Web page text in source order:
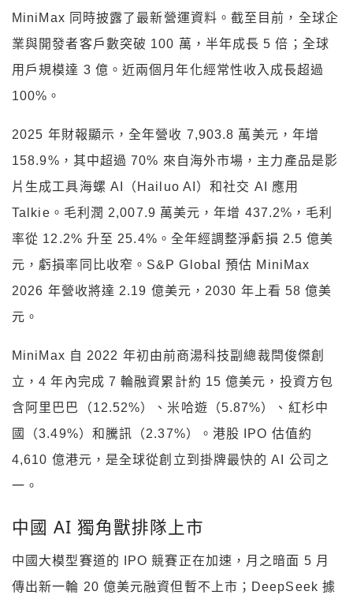
MiniMax 同時披露了最新營運資料。截至目前，全球企
業與開發者客戶數突破 100 萬，半年成長 5 倍；全球
用戶規模達 3 億。近兩個月年化經常性收入成長超過
100%。
2025 年財報顯示，全年營收 7,903.8 萬美元，年增
158.9%，其中超過 70% 來自海外市場，主力產品是影
片生成工具海螺 AI（Hailuo AI）和社交 AI 應用
Talkie。毛利潤 2,007.9 萬美元，年增 437.2%，毛利
率從 12.2% 升至 25.4%。全年經調整淨虧損 2.5 億美
元，虧損率同比收窄。S&P Global 預估 MiniMax
2026 年營收將達 2.19 億美元，2030 年上看 58 億美
元。
MiniMax 自 2022 年初由前商湯科技副總裁閆俊傑創
立，4 年內完成 7 輪融資累計約 15 億美元，投資方包
含阿里巴巴（12.52%）、米哈遊（5.87%）、紅杉中
國（3.49%）和騰訊（2.37%）。港股 IPO 估值約
4,610 億港元，是全球從創立到掛牌最快的 AI 公司之
一。
中國 AI 獨角獸排隊上市
中國大模型賽道的 IPO 競賽正在加速，月之暗面 5 月
傳出新一輪 20 億美元融資但暫不上市；DeepSeek 據